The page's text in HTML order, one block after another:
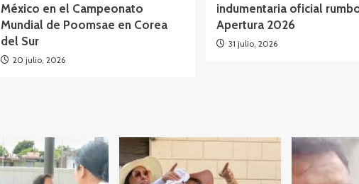
México en el Campeonato
Mundial de Poomsae en Corea
del Sur
20 julio, 2026
indumentaria oficial
Apertura 2026
31 julio, 2026